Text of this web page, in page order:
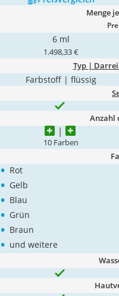
Menge
6 ml
1.498,33 €
Typ |
Farbstoff | flüssig
Anzahl
10 Farben
• Rot
• Gelb
• Blau
• Grün
• Braun
• und weitere